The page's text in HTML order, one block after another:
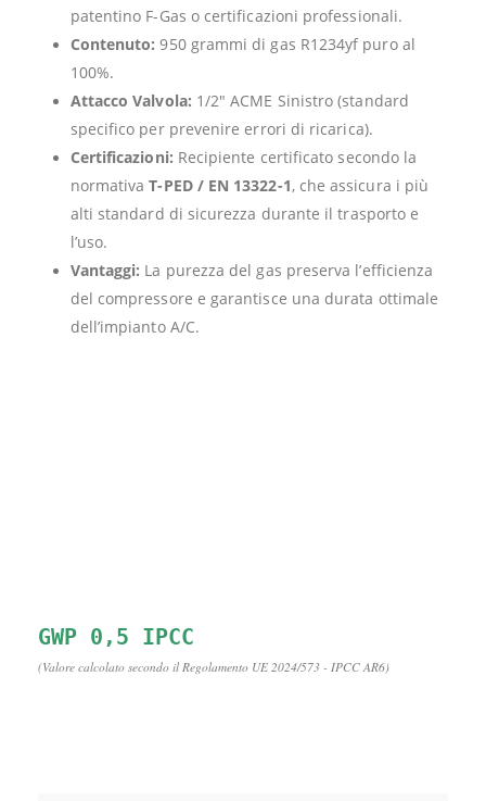
patentino F-Gas o certificazioni professionali.
Contenuto: 950 grammi di gas R1234yf puro al
100%.
Attacco Valvola: 1/2″ ACME Sinistro (standard
specifico per prevenire errori di ricarica).
Certificazioni: Recipiente certificato secondo la
normativaT-PED / EN 13322-1, che assicura i più
alti standard di sicurezza durante il trasporto e
l’uso.
Vantaggi: La purezza del gas preserva l’efficienza
del compressore e garantisce una durata ottimale
dell’impianto A/C.
(Valore calcolato secondo il Regolamento UE 2024/573 - IPCC AR6)